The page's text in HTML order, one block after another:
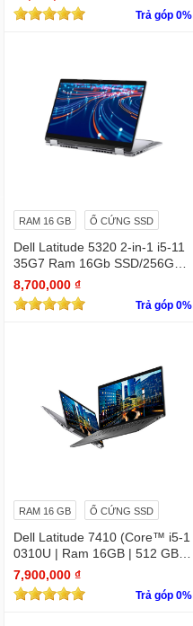
/ VGA Quadro T1200 4GB GD
DR6
Trả góp 0%
RAM 16 GB Ổ CỨNG SSD
Dell Latitude 5320 2-in-1 i5-11
35G7 Ram 16Gb SSD/256GB
13.3″ FHD X360 Touch
8,700,000 ₫
Trả góp 0%
RAM 16 GB Ổ CỨNG SSD
Dell Latitude 7410 (Core™ i5-1
0310U | Ram 16GB | 512 GB S
SD | 14.0inch FHD) 2 in 1 cảm
ứng
7,900,000 ₫
Trả góp 0%